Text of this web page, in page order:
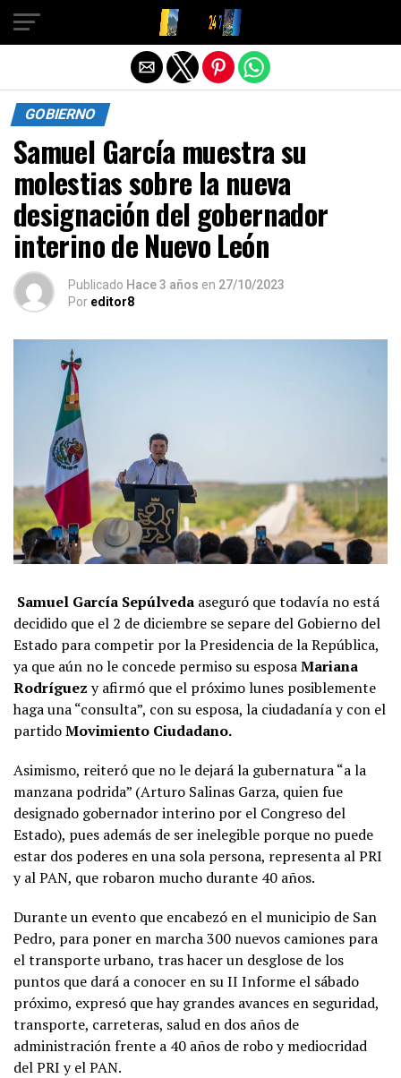
GOBIERNO
Samuel García muestra su
molestias sobre la nueva
designación del gobernador
interino de Nuevo León
Publicado Hace 3 años en 27/10/2023
Por editor8
Samuel García Sepúlveda aseguró que todavía no está
decidido que el 2 de diciembre se separe del Gobierno del
Estado para competir por la Presidencia de la República,
ya que aún no le concede permiso su esposaMariana
Rodríguez y afirmó que el próximo lunes posiblemente
haga una “consulta”, con su esposa, la ciudadanía y con el
partidoMovimiento Ciudadano.
Asimismo, reiteró que no le dejará la gubernatura “a la
manzana podrida” (Arturo Salinas Garza, quien fue
designado gobernador interino por el Congreso del
Estado), pues además de ser inelegible porque no puede
estar dos poderes en una sola persona, representa al PRI
y al PAN, que robaron mucho durante 40 años.
Durante un evento que encabezó en el municipio de San
Pedro, para poner en marcha 300 nuevos camiones para
el transporte urbano, tras hacer un desglose de los
puntos que dará a conocer en su II Informe el sábado
próximo, expresó que hay grandes avances en seguridad,
transporte, carreteras, salud en dos años de
administración frente a 40 años de robo y mediocridad
del PRI y el PAN.
Salir de la versión móvil